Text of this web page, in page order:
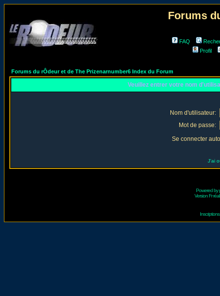
Forums
FAQ
Profil
Forums du rÔdeur et de The Prizenarnumber6 Index du Forum
Veuillez entrer votre nom
Nom d'utilisateur:
Mot de passe:
Se connecter
J'ai
Powered by
Version Fr